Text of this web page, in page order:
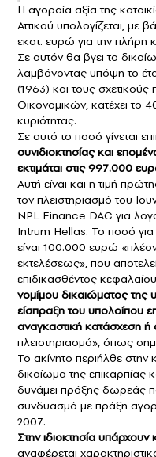
Η αγοραία αξία της
Αττικού υπολογίζεται, με
εκατ. ευρώ για την πλήρη
Σε αυτόν θα βγει το
λαμβάνοντας υπόψη το
(1963) και τους σχετικούς
Οικονομικών, κατέχει το
κυριότητας.
Σε αυτό το ποσό γίνεται
συνιδιοκτησίας και
εκτιμάται στις 997.000
Αυτή είναι και η τιμή
τον πλειστηριασμό του
NPL Finance DAC για
Intrum Hellas. Το ποσό για
είναι 100.000 ευρώ
εκτελέσεως», που
επιδικασθέντος
νομίμου δικαιώματος της
είσπραξη του υπολοίπου
αναγκαστική κατάσχεση ή
πλειστηριασμό», όπως
Το ακίνητο περιήλθε
δικαίωμα της επικαρπίας
δυνάμει πράξης δωρεάς
συνδυασμό με πράξη
2007.
Στην ιδιοκτησία
αναφέρεται